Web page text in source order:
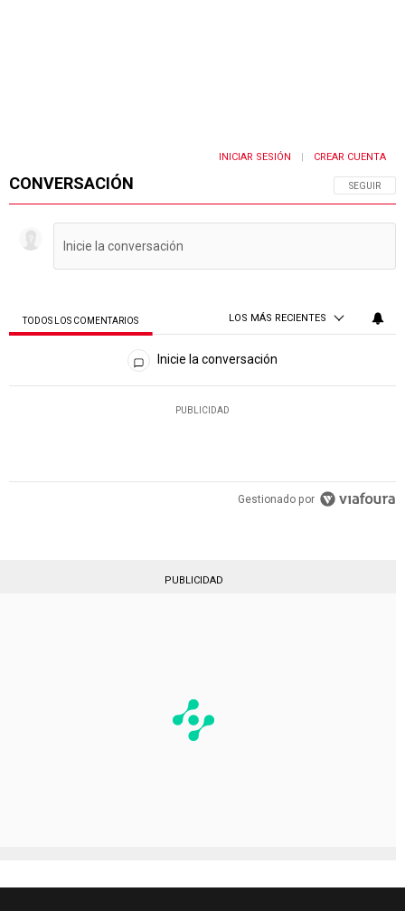
CONVERSACIÓN SIGA ESTA
SEGUIR
INICIAR SESIÓN CREAR CUENTA
TODOS LOS COMENTARIOS LOS MÁS RECIENTES
Todos los comentarios
Inicie la conversación
PUBLICIDAD
Gestionado por
PUBLICIDAD